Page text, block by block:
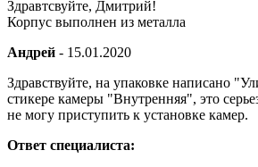
Здравтсвуйте, Дмитрий!
Корпус выполнен из металла
Андрей - 15.01.2020
Здравствуйте, на упаковке написано
стикере камеры "Внутренняя", это
не могу приступить к установке камер.
Ответ специалиста: